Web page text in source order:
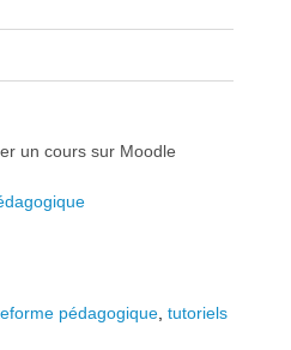
l
l
un cours sur Moodle
pédagogique ,tutoriels